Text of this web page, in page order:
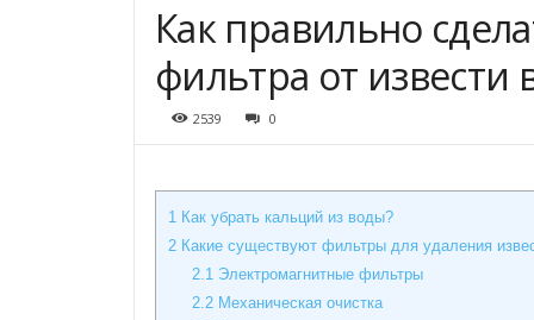
Как правильно
фильтра от извести
2539 0
1 Как убрать кальций из воды?
2 Какие существуют фильтры для удаления
2.1 Электромагнитные фильтры
2.2Механическая очистка